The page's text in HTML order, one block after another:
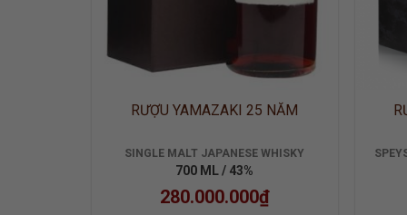
RƯỢU YAMAZAKI 25 NĂM
SINGLE MALT JAPANESE WHISKY
700 ML / 43%
280.000.000₫